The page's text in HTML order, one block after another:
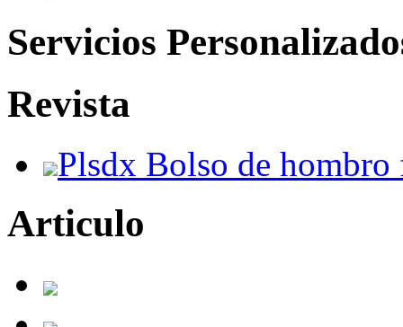
Servicios
Revista
Plsdx Bolso de hombro
Articulo